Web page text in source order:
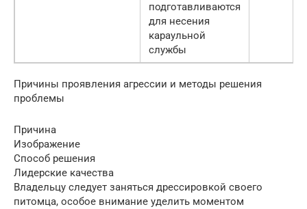
подготавливаются
для несения
караульной
службы
Причины проявления агрессии и методы решения
проблемы
Причина
Изображение
Способ решения
Лидерские качества
Владельцу следует заняться дрессировкой своего
питомца, особое внимание уделить моментом